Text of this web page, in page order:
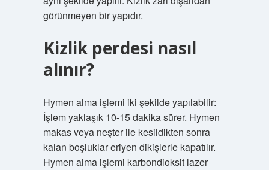
görünmeyen bir yapıdır.
Kizlik perdesi nasıl
alınır?
Hymen alma işlemi iki şekilde yapılabilir:
İşlem yaklaşık 10-15 dakika sürer. Hymen
makas veya neşter ile kesildikten sonra
kalan boşluklar eriyen dikişlerle kapatılır.
Hymen alma işlemi karbondioksit lazer